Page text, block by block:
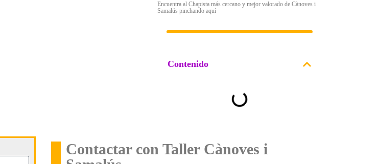
Encuentra al Chapista más cercano y mejor valorado de Cànoves i
Samalús pinchando aquí
Contenido
Contactar con Taller Cànoves i